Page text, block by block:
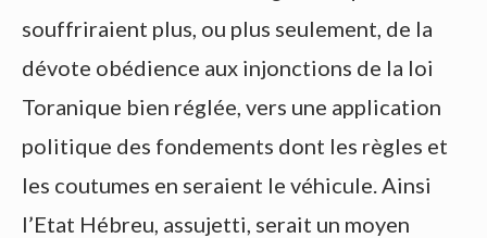
souffriraient plus, ou plus seulement, de la
dévote obédience aux injonctions de la loi
Toranique bien réglée, vers une application
politique des fondements dont les règles et
les coutumes en seraient le véhicule. Ainsi
l’Etat Hébreu, assujetti, serait un moyen